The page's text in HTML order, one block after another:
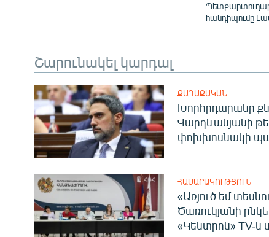
Պետքարտուղար
հանդիպումը
Շարունակել կարդալ
ՔԱՂԱՔԱԿԱՆ
Խորհրդարանը
Վարդևանյանի
փոխխոսնակի
ՀԱՍԱՐԱԿՈՒԹՅՈՒՆ
«Առյուծ եմ
Ծառուկյանի
«Կենտրոն» TV-ն